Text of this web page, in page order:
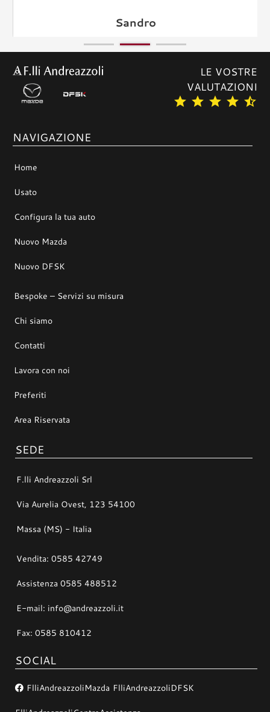
Sandro
LE VOSTRE
VALUTAZIONI
star star star star star_half
NAVIGAZIONE
Home
Usato
Configura la tua auto
Nuovo Mazda
Nuovo DFSK
Bespoke – Servizi su misura
Chi siamo
Contatti
Lavora con noi
Preferiti
Area Riservata
SEDE
F.lli Andreazzoli Srl
Via Aurelia Ovest, 123 54100
Massa (MS) - Italia
Vendita: 0585 42749
Assistenza 0585 488512
E-mail: info@andreazzoli.it
Fax: 0585 810412
SOCIAL
FlliAndreazzoliMazda FlliAndreazzoliDFSK